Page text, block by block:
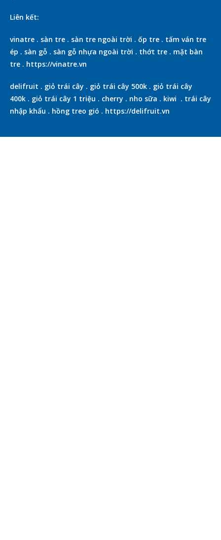
Liên kết:
vinatre . sàn tre . sàn tre ngoài trời . ốp tre . tấm ván tre
ép . sàn gỗ . sàn gỗ nhựa ngoài trời . thớt tre . mặt bàn
tre . https://vinatre.vn
delifruit . giỏ trái cây . giỏ trái cây 500k . giỏ trái cây
400k . giỏ trái cây 1 triệu . cherry . nho sữa . kiwi . trái cây
nhập khẩu . hồng treo gió . https://delifruit.vn